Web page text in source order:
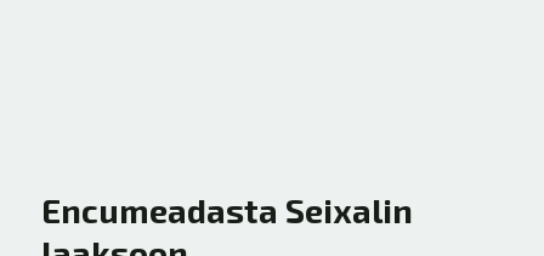
Encumeadasta Seixalin